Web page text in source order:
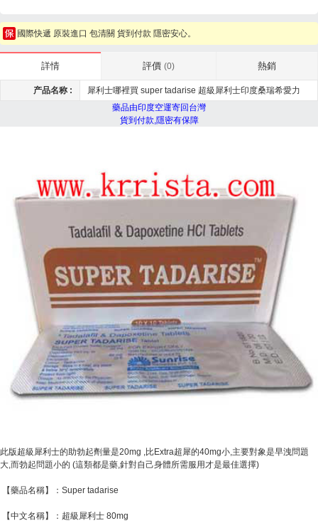
國際快遞 原裝進口 包清關 貨到付款 隱密安心。
詳情 評價 (0) 熱銷
产品名称 :
犀利士哪裡買 super tadarise 超級犀利士印度桑瑞希愛力
藥品由印度空運寄回台灣
貨到付款,隱密有保障
此版超級犀利士的助勃起劑量是20mg ,比Extra超犀的40mg小,主要對象是早洩問題
大,而勃起問題小的 (這類都是藥,針對自己身體所需服用才是最佳選擇)
【藥品名稱】：Super tadarise
【中文名稱】：超級犀利士 80mg